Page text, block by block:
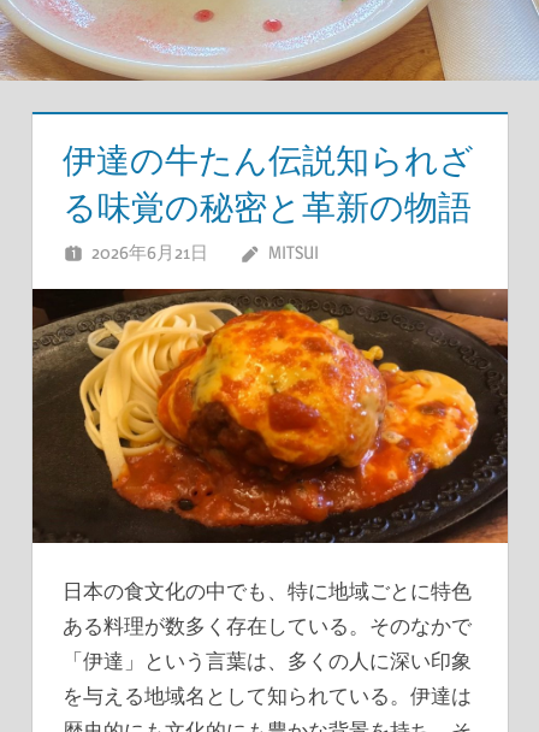
伊達の牛たん伝説知られざ
る味覚の秘密と革新の物語
2026年6月21日 MITSUI
日本の食文化の中でも、特に地域ごとに特色
ある料理が数多く存在している。 そのなかで
「伊達」という言葉は、多くの人に深い印象
を与える地域名として知られている。伊達は